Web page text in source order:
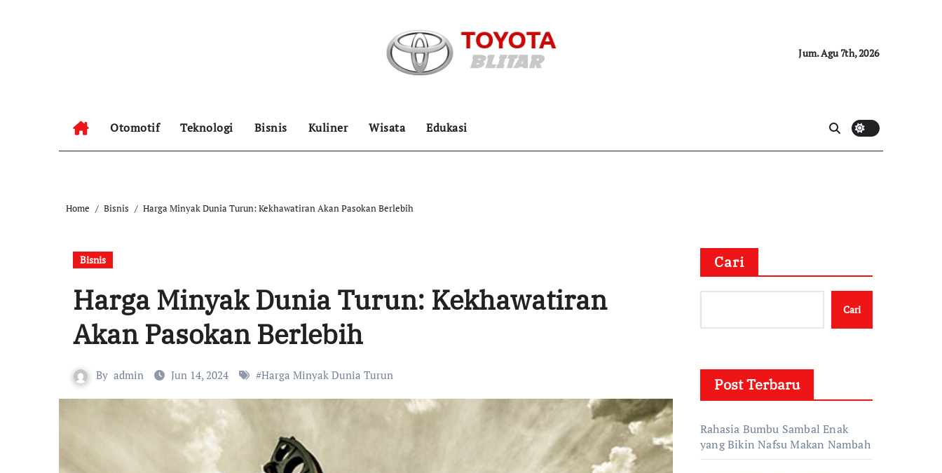
Jum. Agu 7th, 2026
Otomotif Teknologi Bisnis Kuliner Wisata Edukasi
Home Bisnis Harga Minyak Dunia Turun: Kekhawatiran Akan Pasokan Berlebih
Bisnis
Harga Minyak Dunia Turun: Kekhawatiran
Akan Pasokan Berlebih
By admin Jun 14, 2024 #Harga Minyak Dunia Turun
Cari
Cari
Post Terbaru
Rahasia Bumbu Sambal Enak
yang Bikin Nafsu Makan Nambah